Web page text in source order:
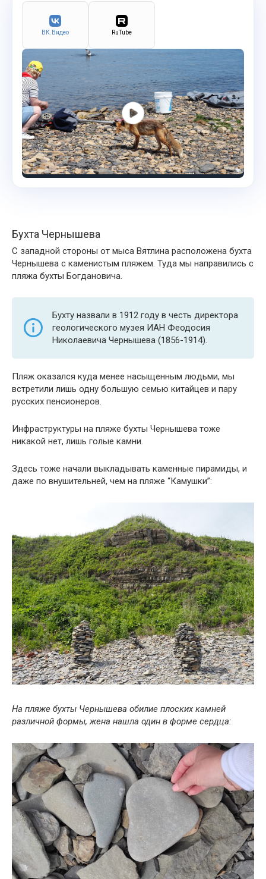
ВК.Видео RuTube
Бухта Чернышева
С западной стороны от мыса Вятлина расположена бухта
Чернышева с каменистым пляжем. Туда мы направились с
пляжа бухты Богдановича.
Бухту назвали в 1912 году в честь директора
геологического музея ИАН Феодосия
Николаевича Чернышева (1856-1914).
Пляж оказался куда менее насыщенным людьми, мы
встретили лишь одну большую семью китайцев и пару
русских пенсионеров.
Инфраструктуры на пляже бухты Чернышева тоже
никакой нет, лишь голые камни.
Здесь тоже начали выкладывать каменные пирамиды, и
даже по внушительней, чем на пляже “Камушки”:
На пляже бухты Чернышева обилие плоских камней
различной формы, жена нашла один в форме сердца: